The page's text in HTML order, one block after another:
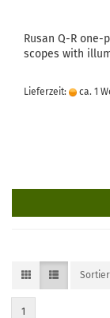
Rusan Q-R one-
scopes with
Lieferzeit: ca. 1
1